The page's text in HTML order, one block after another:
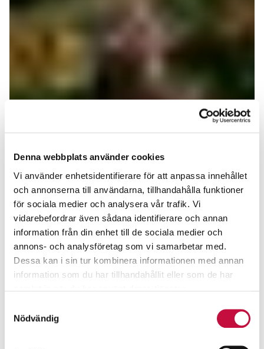
Denna webbplats använder cookies
Vi använder enhetsidentifierare för att anpassa innehållet
och annonserna till användarna, tillhandahålla funktioner
för sociala medier och analysera vår trafik. Vi
vidarebefordrar även sådana identifierare och annan
information från din enhet till de sociala medier och
annons- och analysföretag som vi samarbetar med.
Dessa kan i sin tur kombinera informationen med annan
information som du har tillhandahållit eller som de har
Nödvändig